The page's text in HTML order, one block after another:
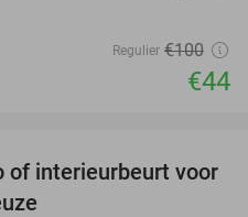
Regulier €100
€44
53%
of interieurbeurt voor